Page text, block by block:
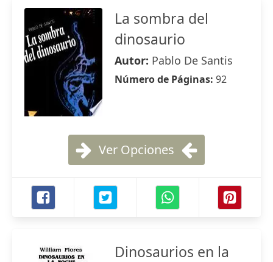
La sombra del
dinosaurio
Autor: Pablo De Santis
Número de Páginas: 92
Ver Opciones
Dinosaurios en la